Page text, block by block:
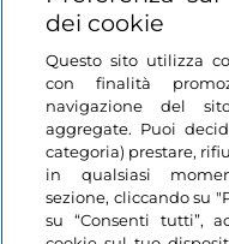
Restiamo in contatto
dei cookie
Questo sito utilizza
con finalità
navigazione del
aggregate. Puoi
categoria) prestare,
in qualsiasi
sezione, cliccando su
su “Consenti tutti”,